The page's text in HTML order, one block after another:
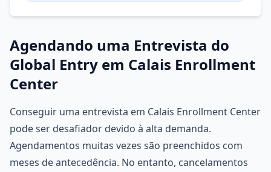
Agendando uma Entrevista do
Global Entry em Calais Enrollment
Center
Conseguir uma entrevista em Calais Enrollment Center
pode ser desafiador devido à alta demanda.
Agendamentos muitas vezes são preenchidos com
meses de antecedência. No entanto, cancelamentos